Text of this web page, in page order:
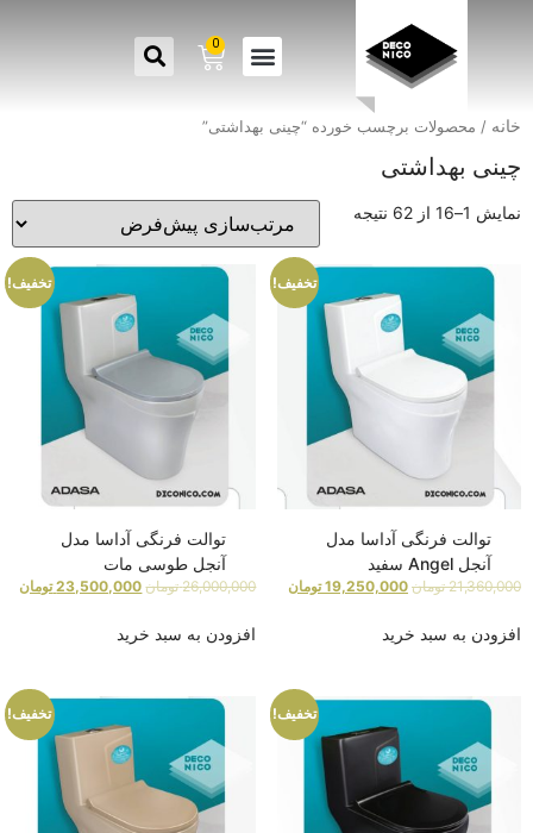
0
خانه / محصولات برچسب خورده “چینی بهداشتی”
چینی بهداشتی
نمایش 1–16 از 62 نتیجه
تخفیف!
توالت فرنگی آداسا مدل
آنجل Angel سفید
21,360,000 تومان 19,250,000 تومان
افزودن به سبد خرید
تخفیف!
توالت فرنگی آداسا مدل
آنجل طوسی مات
26,000,000 تومان 23,500,000 تومان
افزودن به سبد خرید
تخفیف! تخفیف!